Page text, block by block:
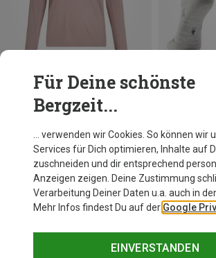
Du sparst 38%
Smartwool
22,71 €
Für Deine schönste
Bergzeit...
… verwenden wir Cookies. So können wir
Services für Dich optimieren, Inhalte auf
zuschneiden und dir entsprechend
Anzeigen zeigen. Deine Zustimmung
Verarbeitung Deiner Daten u.a. auch in
Mehr Infos findest Du auf der Google
EINVERSTANDEN